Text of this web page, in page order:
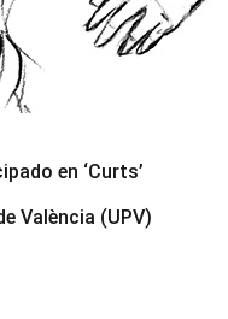
en ‘Curts’
València (UPV)